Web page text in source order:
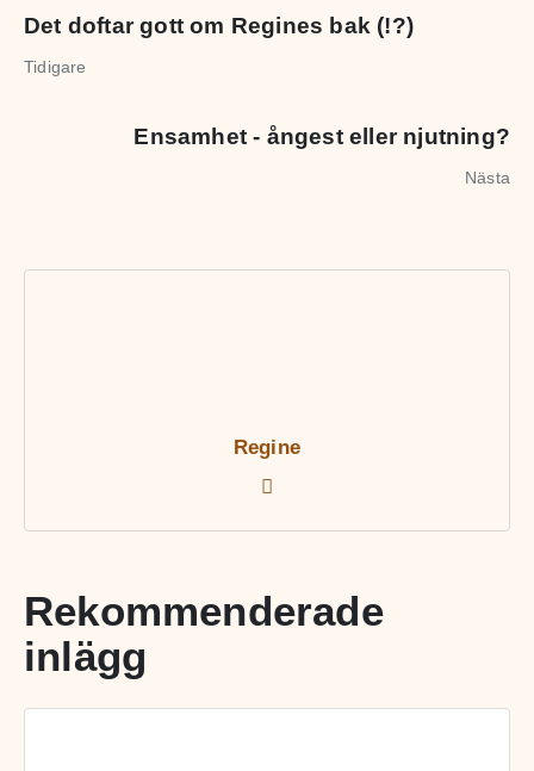
Det doftar gott om Regines bak (!?)
Tidigare
Ensamhet - ångest eller njutning?
Nästa
Regine
Rekommenderade
inlägg